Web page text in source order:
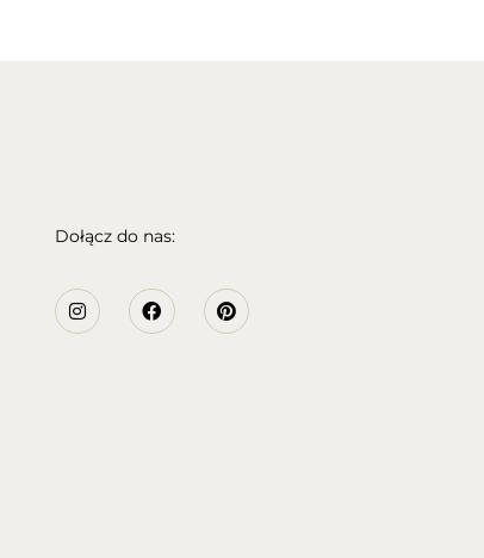
Dołącz do nas: